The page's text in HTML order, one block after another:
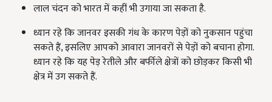
लाल चंदन को भारत में कहीं भी उगाया जा सकता है.
ध्यान रहे कि जानवर इसकी गंध के कारण पेड़ों को नुकसान पहुंचा
सकते हैं, इसलिए आपको आवारा जानवरों से पेड़ों को बचाना होगा.
ध्यान रहे कि यह पेड़ रेतीले और बर्फीले क्षेत्रों को छोड़कर किसी भी
क्षेत्र में उग सकते हैं.